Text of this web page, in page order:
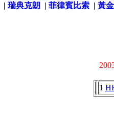
| 瑞典克朗 | 菲律賓比索 | 黃
1